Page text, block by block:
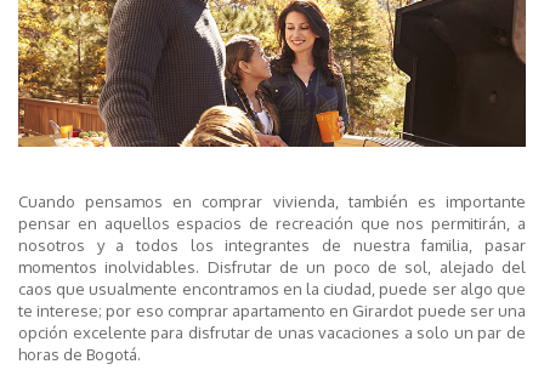
Cuando pensamos en comprar vivienda, también es importante
pensar en aquellos espacios de recreación que nos permitirán, a
nosotros y a todos los integrantes de nuestra familia, pasar
momentos inolvidables. Disfrutar de un poco de sol, alejado del
caos que usualmente encontramos en la ciudad, puede ser algo que
te interese; por eso comprar apartamento en Girardot puede ser una
opción excelente para disfrutar de unas vacaciones a solo un par de
horas de Bogotá.